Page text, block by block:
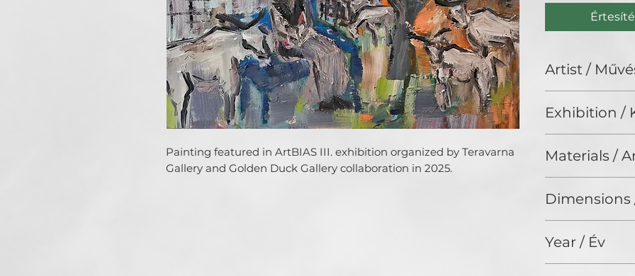
Painting featured in ArtBIAS III. exhibition organized by Teravarna
Gallery and Golden Duck Gallery collaboration in 2025.
Artist /
Exhibition /
Materials /
Dimensions
Year / Év